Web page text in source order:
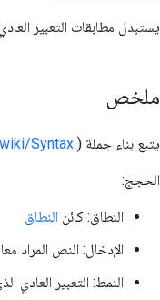
يستبدل مطابقات التعبير العادي
ملخص
يتبع بناء جملة re2 ( Syntax )
الحجج:
النطاق: كائن النطاق
الإدخال: النص المراد
النمط: التعبير